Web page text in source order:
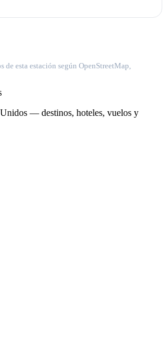
de esta estación según OpenStreetMap,
— destinos, hoteles, vuelos y